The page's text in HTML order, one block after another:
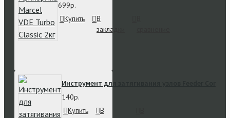
699р.
Купить
В
закладки
Инструмент для затягивания узлов Feeder
140р.
Купить
В